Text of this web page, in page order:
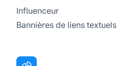
Influenceur
Bannières de liens textuels